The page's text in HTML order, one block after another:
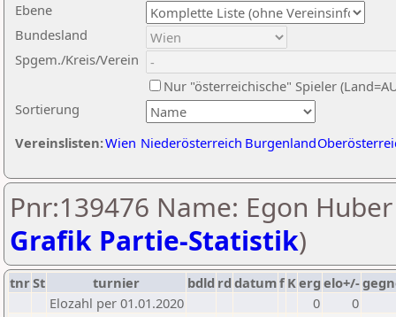
Ebene
Sortierung
Bundesland
Spgem./Kreis/Verein
Nur "österreichische" Spieler
Vereinslisten:Wien Niederösterreich Burgenland
Pnr:139476 Name: Egon
Grafik Partie-Statistik)
tnrSt turnier bdld rd datumf Kerg elo+/-
Elozahl per 01.01.2020
0
0